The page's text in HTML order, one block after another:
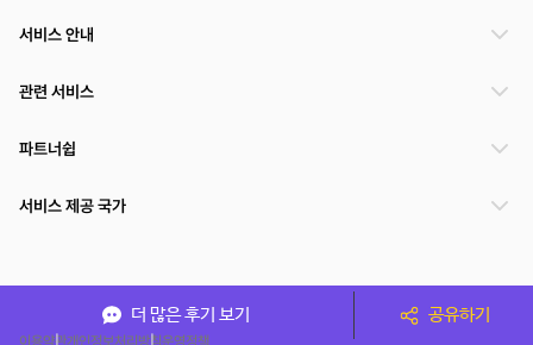
더 많은 후기 보기 공유하기
서비스 안내
관련 서비스
파트너쉽
서비스 제공 국가
이용약관개인정보처리방침운영정책